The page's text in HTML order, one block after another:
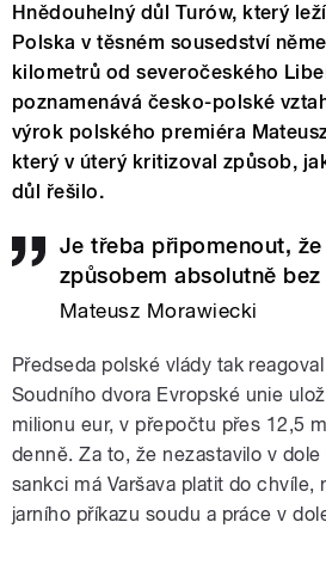
Hnědouhelný důl Turów, který
Polska v těsném sousedství
kilometrů od severočeského
poznamenává česko-polské
výrok polského premiéra
který v úterý kritizoval způsob,
důl řešilo.
Je třeba připomenout,
způsobem absolutně
Mateusz Morawiecki
Předseda polské vlády tak
Soudního dvora Evropské unie
milionu eur, v přepočtu přes 12,5
denně. Za to, že nezastavilo v
sankci má Varšava platit do chvíle,
jarního příkazu soudu a práce v